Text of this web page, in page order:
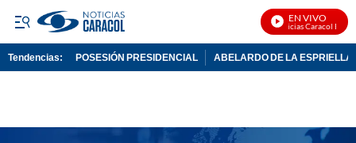
EN VIVO
Noticias Caracol En Vivo
Tendencias: POSESIÓN PRESIDENCIAL ABELARDO DE LA ESPRIELLA